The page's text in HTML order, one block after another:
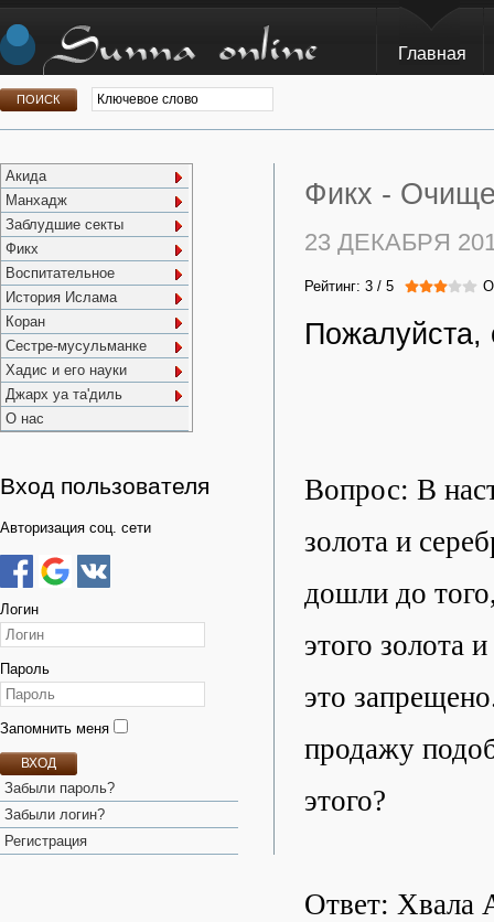
Главная
Акида
Манхадж
Заблудшие секты
Фикх
Воспитательное
История Ислама
Коран
Сестре-мусульманке
Хадис и его науки
Джарх уа та'диль
О нас
Вход пользователя
Авторизация соц. сети
Логин
Пароль
Запомнить меня
ВХОД
Забыли пароль?
Забыли логин?
Регистрация
Фикх -
23 ДЕКАБРЯ
Рейтинг: 3 / 5
Пожалуйста,
Вопрос: В
золота и
дошли до
этого золота
это
продажу
этого?
Ответ: Хвала